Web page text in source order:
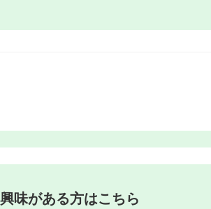
味がある方はこちら